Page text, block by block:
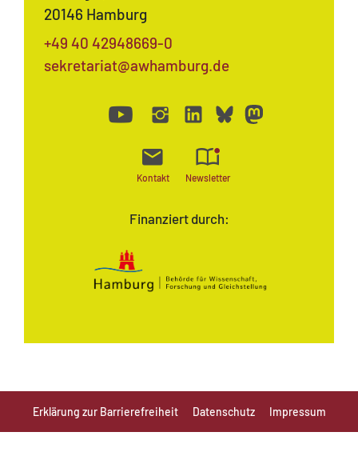
Finanziert durch:
20146 Hamburg
+49 40 42948669-0
sekretariat@awhamburg.de
Kontakt Newsletter
Erklärung zur Barrierefreiheit Datenschutz Impressum